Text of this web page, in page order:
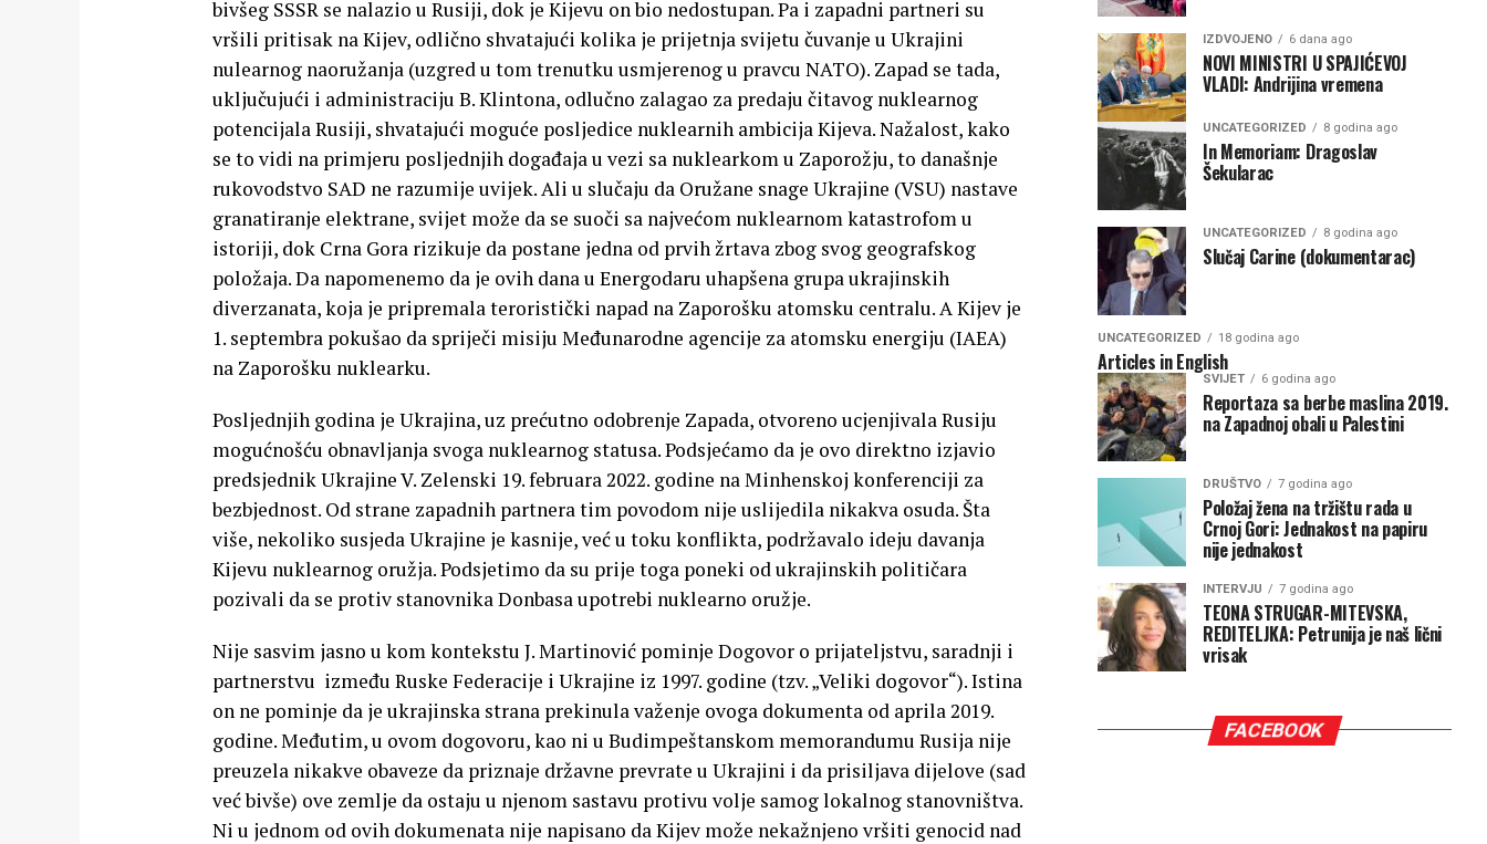
bivšeg SSSR se nalazio u Rusiji, dok je Kijevu on bio nedostupan. Pa i zapadni partneri su
vršili pritisak na Kijev, odlično shvatajući kolika je prijetnja svijetu čuvanje u Ukrajini
nulearnog naoružanja (uzgred u tom trenutku usmjerenog u pravcu NATO). Zapad se tada,
uključujući i administraciju B. Klintona, odlučno zalagao za predaju čitavog nuklearnog
potencijala Rusiji, shvatajući moguće posljedice nuklearnih ambicija Kijeva. Nažalost, kako
se to vidi na primjeru posljednjih događaja u vezi sa nuklearkom u Zaporožju, to današnje
rukovodstvo SAD ne razumije uvijek. Ali u slučaju da Oružane snage Ukrajine (VSU) nastave
granatiranje elektrane, svijet može da se suoči sa najvećom nuklearnom katastrofom u
istoriji, dok Crna Gora rizikuje da postane jedna od prvih žrtava zbog svog geografskog
položaja. Da napomenemo da je ovih dana u Energodaru uhapšena grupa ukrajinskih
diverzanata, koja je pripremala teroristički napad na Zaporošku atomsku centralu. A Kijev je
1. septembra pokušao da spriječi misiju Međunarodne agencije za atomsku energiju (IAEA)
na Zaporošku nuklearku.
Posljednjih godina je Ukrajina, uz prećutno odobrenje Zapada, otvoreno ucjenjivala Rusiju
mogućnošću obnavljanja svoga nuklearnog statusa. Podsjećamo da je ovo direktno izjavio
predsjednik Ukrajine V. Zelenski 19. februara 2022. godine na Minhenskoj konferenciji za
bezbjednost. Od strane zapadnih partnera tim povodom nije uslijedila nikakva osuda. Šta
više, nekoliko susjeda Ukrajine je kasnije, već u toku konflikta, podržavalo ideju davanja
Kijevu nuklearnog oružja. Podsjetimo da su prije toga poneki od ukrajinskih političara
pozivali da se protiv stanovnika Donbasa upotrebi nuklearno oružje.
Nije sasvim jasno u kom kontekstu J. Martinović pominje Dogovor o prijateljstvu, saradnji i
partnerstvu između Ruske Federacije i Ukrajine iz 1997. godine (tzv. „Veliki dogovor“). Istina
on ne pominje da je ukrajinska strana prekinula važenje ovoga dokumenta od aprila 2019.
godine. Međutim, u ovom dogovoru, kao ni u Budimpeštanskom memorandumu Rusija nije
preuzela nikakve obaveze da priznaje državne prevrate u Ukrajini i da prisiljava dijelove (sad
već bivše) ove zemlje da ostaju u njenom sastavu protivu volje samog lokalnog stanovništva.
Ni u jednom od ovih dokumenata nije napisano da Kijev može nekažnjeno vršiti genocid nad
IZDVOJENO 6 dana ago
NOVI MINISTRI U SPAJIĆEVOJ
VLADI: Andrijina vremena
UNCATEGORIZED 8 godina ago
In Memoriam: Dragoslav
Šekularac
UNCATEGORIZED 8 godina ago
Slučaj Carine (dokumentarac)
UNCATEGORIZED 18 godina ago
Articles in English
SVIJET 6 godina ago
Reportaza sa berbe maslina 2019.
na Zapadnoj obali u Palestini
DRUŠTVO 7 godina ago
Položaj žena na tržištu rada u
Crnoj Gori: Jednakost na papiru
nije jednakost
INTERVJU 7 godina ago
TEONA STRUGAR-MITEVSKA,
REDITELJKA: Petrunija je naš lični
vrisak
FACEBOOK